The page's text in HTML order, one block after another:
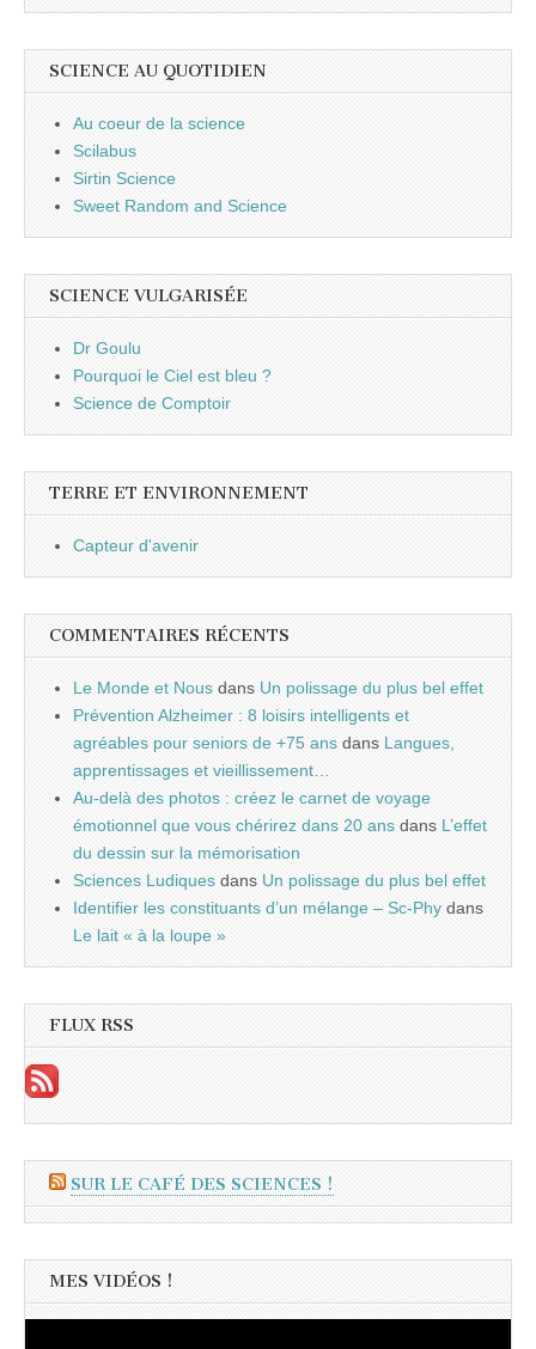
SCIENCE AU QUOTIDIEN
Au coeur de la science
Scilabus
Sirtin Science
Sweet Random and Science
SCIENCE VULGARISÉE
Dr Goulu
Pourquoi le Ciel est bleu ?
Science de Comptoir
TERRE ET ENVIRONNEMENT
Capteur d'avenir
COMMENTAIRES RÉCENTS
Le Monde et Nous dans Un polissage du plus bel effet
Prévention Alzheimer : 8 loisirs intelligents et
agréables pour seniors de +75 ans dans Langues,
apprentissages et vieillissement…
Au-delà des photos : créez le carnet de voyage
émotionnel que vous chérirez dans 20 ans dans L’effet
du dessin sur la mémorisation
Sciences Ludiques dans Un polissage du plus bel effet
Identifier les constituants d’un mélange – Sc-Phy dans
Le lait « à la loupe »
FLUX RSS
SUR LE CAFÉ DES SCIENCES !
MES VIDÉOS !